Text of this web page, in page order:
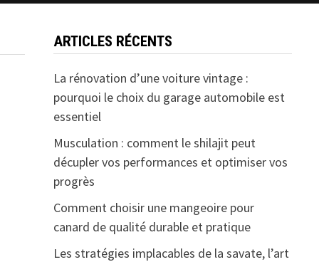
ARTICLES RÉCENTS
La rénovation d’une voiture vintage :
pourquoi le choix du garage automobile est
essentiel
Musculation : comment le shilajit peut
décupler vos performances et optimiser vos
progrès
Comment choisir une mangeoire pour
canard de qualité durable et pratique
Les stratégies implacables de la savate, l’art